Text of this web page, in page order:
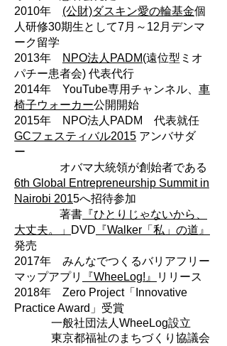
2010年 (公財)ダスキン愛の輪基金個
人研修30期生として7月～12月デンマ
ーク留学
2013年
NPO法人PADM(遠位型ミオ
パチー患者会) 代表代行
2014年 YouTube専用チャンネル、 車
椅子ウォーカー公開開始
2015年 NPO法人PADM 代表就任
GCフェスティバル2015 アンバサダ
ー
オバマ大統領が創始者である
6th Global Entrepreneurship Summit in
Nairobi 2015へ招待参加
著書 『ひとりじゃないから、
大丈夫。」
DVD 『Walker「私」の道』
発売
2017年 みんなでつくるバリアフリー
マップアプリ
『WheeLog!』
リリース
2018年 Zero Project「Innovative
Practice Award」受賞
一般社団法人WheeLog設立
東京都福祉のまちづくり協議会